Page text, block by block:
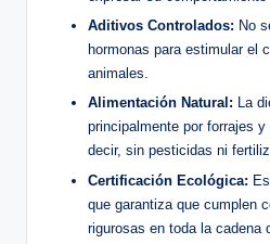
Aditivos Controlados: No
hormonas para estimular el
animales.
Alimentación Natural: La
principalmente por forrajes
decir, sin pesticidas ni
Certificación Ecológica:
que garantiza que cumplen
rigurosas en toda la cadena